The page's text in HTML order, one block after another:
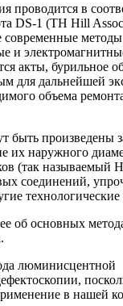
проводится в
DS-1 (ТН Hill
современные
и
акты, бурильное
для дальнейшей
объема
быть произведены
их наружного
(так называемый
соединений,
об основных
люминисцентной
в нашей